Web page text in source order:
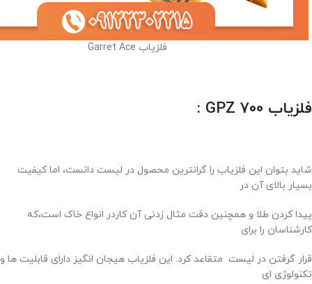
فلزیاب Garret Ace
فلزیاب :
شاید بتوان این فلزیاب را گرانترین محصول در لیست دانست، اما کیفیت
بسیار بالای آن در
پیدا کردن طلا و همچنین دقت مثال زدنی آن کاردر انواع خاک است،که
کارشناسان را برای
قرار گرفتن در لیست متقاعد کرد. این فلزیاب هیجان انگیز دارای قابلیت ها و
تکنولوژی ای